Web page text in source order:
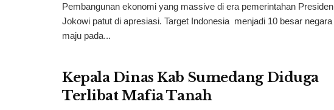
Pembangunan ekonomi yang massive di era pemerintahan Presiden
Jokowi patut di apresiasi. Target Indonesia menjadi 10 besar negara
maju pada...
Kepala Dinas Kab Sumedang Diduga
Terlibat Mafia Tanah